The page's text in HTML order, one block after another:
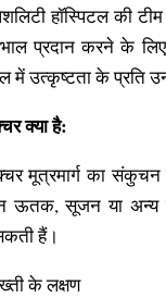
हॉस्पिटल की
प्रदान करने के लिए
में उत्कृष्टता के प्रति
क्या है:
मूत्रमार्ग का
ऊतक, सूजन या अन्य
हैं।
के लक्षण